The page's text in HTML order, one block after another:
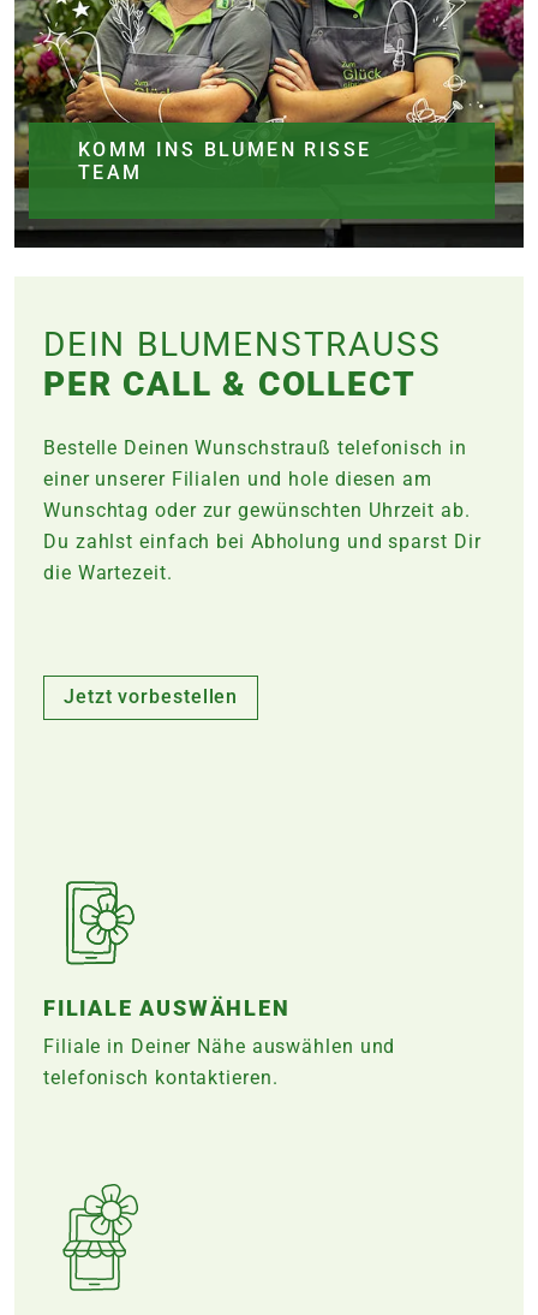
KOMM INS BLUMEN RISSE
TEAM
DEIN BLUMENSTRAUSS
PER CALL & COLLECT
Bestelle Deinen Wunschstrauß telefonisch in
einer unserer Filialen und hole diesen am
Wunschtag oder zur gewünschten Uhrzeit ab.
Du zahlst einfach bei Abholung und sparst Dir
die Wartezeit.
Jetzt vorbestellen
FILIALE AUSWÄHLEN
Filiale in Deiner Nähe auswählen und
telefonisch kontaktieren.